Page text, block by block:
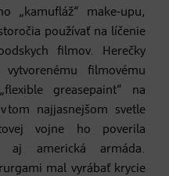
„kamufláž“ make-upu,
používať na líčenie
filmov. Herečky
filmovému
greasepaint“ na
tom najjasnejšom svetle
vojne ho poverila
aj americká armáda.
mal vyrábať krycie